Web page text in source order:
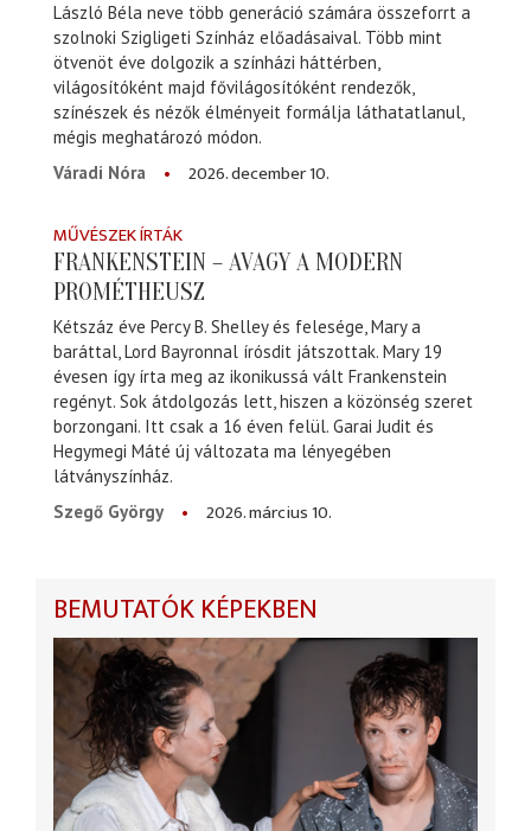
László Béla neve több generáció számára összeforrt a
szolnoki Szigligeti Színház előadásaival. Több mint
ötvenöt éve dolgozik a színházi háttérben,
világosítóként majd fővilágosítóként rendezők,
színészek és nézők élményeit formálja láthatatlanul,
mégis meghatározó módon.
Váradi Nóra
2026. december 10.
MŰVÉSZEK ÍRTÁK
FRANKENSTEIN – AVAGY A MODERN
PROMÉTHEUSZ
Kétszáz éve Percy B. Shelley és felesége, Mary a
baráttal, Lord Bayronnal írósdit játszottak. Mary 19
évesen így írta meg az ikonikussá vált Frankenstein
regényt. Sok átdolgozás lett, hiszen a közönség szeret
borzongani. Itt csak a 16 éven felül. Garai Judit és
Hegymegi Máté új változata ma lényegében
látványszínház.
Szegő György
2026. március 10.
BEMUTATÓK KÉPEKBEN